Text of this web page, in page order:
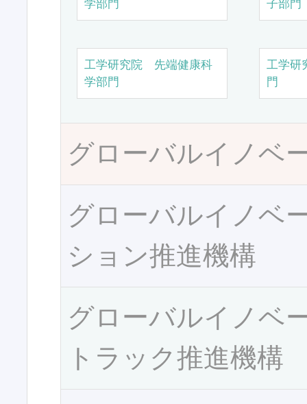
学部門
子部門
工学研究院 先端健康科
学部門
工学研
門
グローバルイノベ
グローバルイノベ
ション推進機構
グローバルイノベ
トラック推進機構